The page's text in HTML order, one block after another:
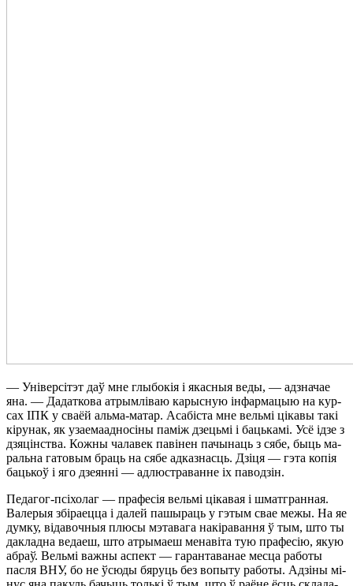
— Уні­вер­сі­тэт даў мне глы­бо­кія і якас­ныя ве­ды, — ад­зна­чае
яна. — Да­дат­ко­ва атрым­лі­ваю ка­рыс­ную ін­фар­ма­цыю на кур­
сах ІПК у сва­ёй аль­ма-ма­тар. Аса­біс­та мне вель­мі ці­ка­вы та­кі
кі­ру­нак, як уза­е­ма­ад­но­сі­ны па­між дзець­мі і баць­ка­мі. Усё ідзе з
дзя­цін­ства. Кож­ны ча­ла­век па­ві­нен па­чы­наць з ся­бе, быць ма­
раль­на га­то­вым браць на ся­бе ад­каз­насць. Дзі­ця — гэ­та ко­пія
баць­коў і яго дзе­ян­ні — ад­люст­ра­ван­не іх па­во­дзін.
Пе­да­гог-псі­хо­лаг — пра­фе­сія вель­мі ці­ка­вая і шмат­гран­ная.
Ва­ле­рыя збі­ра­ец­ца і да­лей па­шы­раць у гэ­тым свае ме­жы. На яе
дум­ку, ві­да­воч­ныя плю­сы мэ­та­ва­га на­кі­ра­ван­ня ў тым, што ты
дак­лад­на ве­да­еш, што атры­ма­еш ме­на­ві­та тую пра­фе­сію, якую
аб­раў. Вель­мі важ­ны ас­пект — га­ран­та­ва­нае мес­ца ра­бо­ты
пас­ля ВНУ, бо не ўсю­ды бя­руць без во­пы­ту ра­бо­ты. Адзі­ны мі­